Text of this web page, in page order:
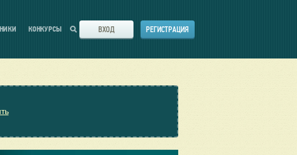
КОНКУРСЫ ВХОД РЕГИСТРАЦИЯ